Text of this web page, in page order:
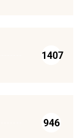
1407
946